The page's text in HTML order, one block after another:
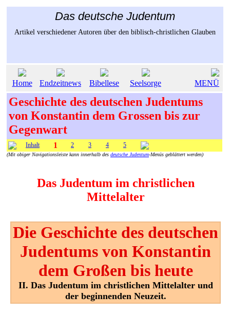
Das deutsche Judentum
Artikel verschiedener Autoren über den biblisch-christlichen Glauben
Home Endzeitnews Bibellese Seelsorge MENÜ
Geschichte des deutschen Judentums
von Konstantin dem Grossen bis zur
Gegenwart
Inhalt 1 2 3 4 5
(Mit obiger Navigationsleiste kann innerhalb des deutsche Judentum-Menüs geblättert werden)
Das Judentum im christlichen
Mittelalter
Die Geschichte des deutschen
Judentums von Konstantin
dem Großen bis heute
II. Das Judentum im christlichen Mittelalter und
der beginnenden Neuzeit.